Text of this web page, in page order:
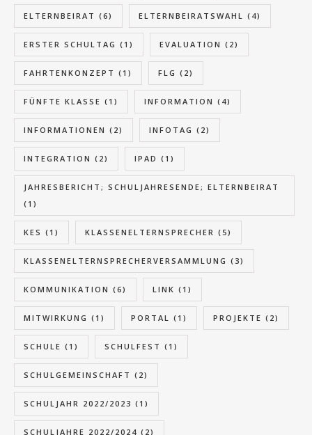
ELTERNBEIRAT (6) ELTERNBEIRATSWAHL (4)
ERSTER SCHULTAG (1) EVALUATION (2)
FAHRTENKONZEPT (1) FLG (2)
FÜNFTE KLASSE (1) INFORMATION (4)
INFORMATIONEN (2) INFOTAG (2)
INTEGRATION (2) IPAD (1)
JAHRESBERICHT; SCHULJAHRESENDE; ELTERNBEIRAT
(1)
KES (1) KLASSENELTERNSPRECHER (5)
KLASSENELTERNSPRECHERVERSAMMLUNG (3)
KOMMUNIKATION (6) LINK (1)
MITWIRKUNG (1) PORTAL (1) PROJEKTE (2)
SCHULE (1) SCHULFEST (1)
SCHULGEMEINSCHAFT (2)
SCHULJAHR 2022/2023 (1)
SCHULJAHRE 2022/2024 (2)